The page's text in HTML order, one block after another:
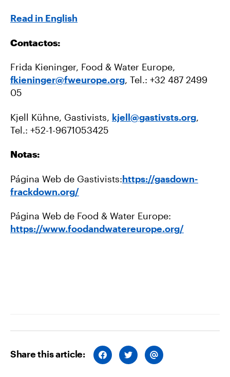
Read in English
Contactos:
Frida Kieninger, Food & Water Europe,
fkieninger@fweurope.org, Tel.: +32 487 2499
05
Kjell Kühne, Gastivists, kjell@gastivsts.org,
Tel.: +52-1-9671053425
Notas:
Página Web de Gastivists:https://gasdown-
frackdown.org/
Página Web de Food & Water Europe:
https://www.foodandwatereurope.org/
Share this article: S
H
S
H
S
H